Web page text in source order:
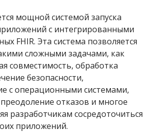
мощной системой запуска
с интегрированными
FHIR. Эта система позволяется
сложными задачами, как
совместимость, обработка
безопасности,
с операционными системами,
отказов и многое
разработчикам сосредоточиться
приложений.